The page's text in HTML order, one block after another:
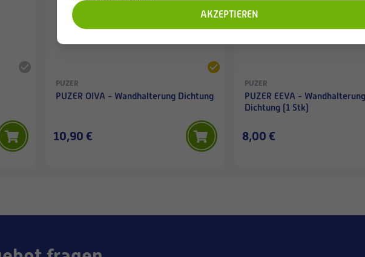
PUZER
PUZER OIVA - Wandhalterung Dichtung
10,90 €
PUZER
PUZER EEVA - Wandhalterung
Dichtung (1 Stk)
8,00 €
AKZEPTIEREN